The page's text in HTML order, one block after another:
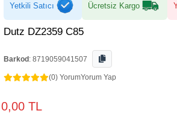
Yetkili Satıcı Ücretsiz Kargo
Dutz DZ2359 C85
Barkod : 8719059041507
(0) YorumYorum Yap
0,00 TL